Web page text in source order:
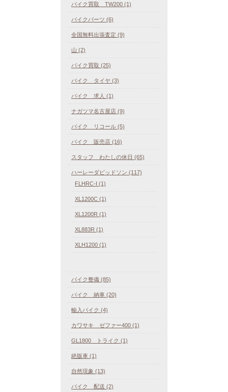
バイク買取 TW200 (1)
バイクパーツ (6)
全国無料出張査定 (9)
山 (2)
バイク買取 (25)
バイク タイヤ (3)
バイク 求人 (1)
ナガツマ名古屋店 (9)
バイク リコール (5)
バイク 販売店 (16)
スタッフ わたしの休日 (65)
ハーレーダビッドソン (117)
FLHRC-I (1)
XL1200C (1)
XL1200R (1)
XL883R (1)
XLH1200 (1)
バイク整備 (85)
バイク 納車 (20)
輸入バイク (4)
カワサキ ゼファー400 (1)
GL1800 トライク (1)
絶版車 (1)
自然現象 (13)
バイク 配送 (2)